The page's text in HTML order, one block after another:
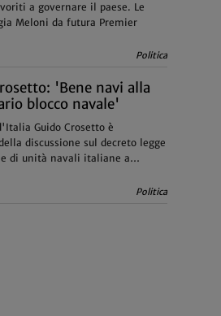
a governare il paese. Le
Meloni da futura Premier
Politica
'Bene navi alla
blocco navale'
Guido Crosetto è
discussione sul decreto legge
di unità navali italiane a
Politica